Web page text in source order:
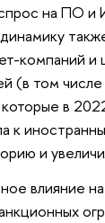
на ПО и
компаний и
(в том
в
к
и
влияние